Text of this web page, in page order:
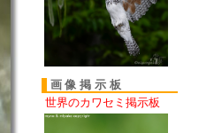
画像掲示板
世界のカワセミ掲示板